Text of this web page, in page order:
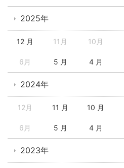
2025年
12 月 11月 10月
6月 5 月 4 月
2024年
12月 11 月 10 月
6月 5 月 4 月
2023年